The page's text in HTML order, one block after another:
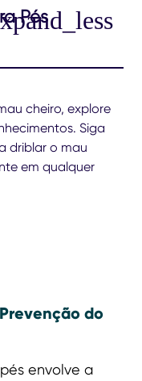
Pés
cheiro, explore
Siga
driblar o mau
em qualquer
do
envolve a